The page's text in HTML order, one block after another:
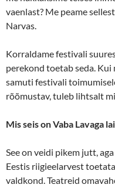
vaenlast? Me peame
Narvas.
Korraldame festivali
perekond toetab seda.
samuti festivali
rõõmustav, tuleb lihtsalt
Mis seis on Vaba Lavaga
See on veidi pikem jutt,
Eestis riigieelarvest
valdkond. Teatreid